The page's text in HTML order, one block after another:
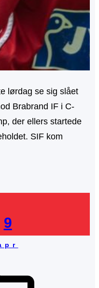
lørdag se sig slået
Brabrand IF i C-
der ellers startede
SIF kom
9